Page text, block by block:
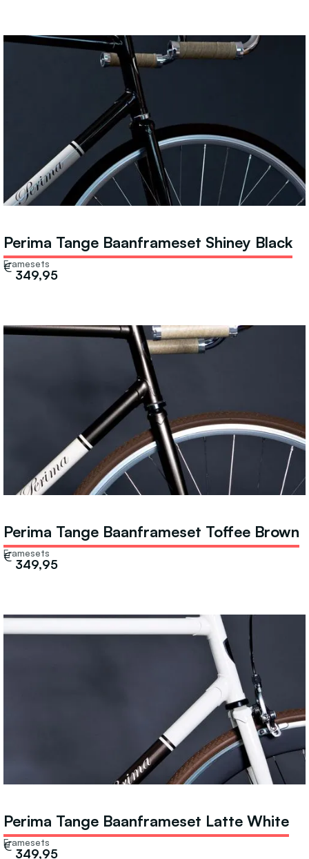
Perima Tange Baanframeset Shiney Black
Framesets
349,95
€
Perima Tange Baanframeset Toffee Brown
Framesets
349,95
€
Perima Tange Baanframeset Latte White
Framesets
349,95
€